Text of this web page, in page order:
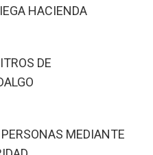
HACIENDA
DE
MEDIANTE